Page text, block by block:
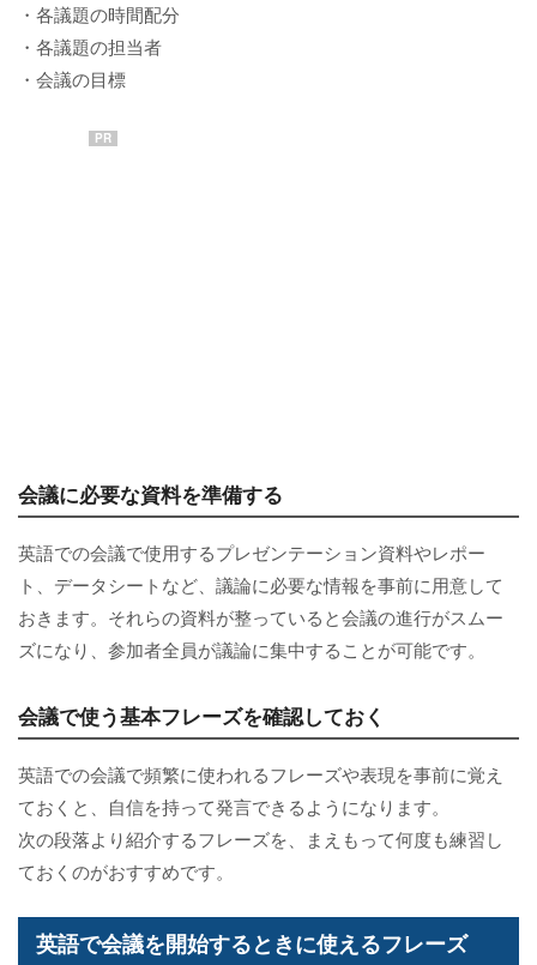
・各議題の時間配分
・各議題の担当者
・会議の目標
PR
会議に必要な資料を準備する
英語での会議で使用するプレゼンテーション資料やレポー
ト、データシートなど、議論に必要な情報を事前に用意して
おきます。それらの資料が整っていると会議の進行がスムー
ズになり、参加者全員が議論に集中することが可能です。
会議で使う基本フレーズを確認しておく
英語での会議で頻繁に使われるフレーズや表現を事前に覚え
ておくと、自信を持って発言できるようになります。
次の段落より紹介するフレーズを、まえもって何度も練習し
ておくのがおすすめです。
英語で会議を開始するときに使えるフレーズ